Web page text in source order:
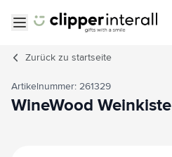
Zurück zu startseite
Artikelnummer: 261329
WineWood Weinkiste